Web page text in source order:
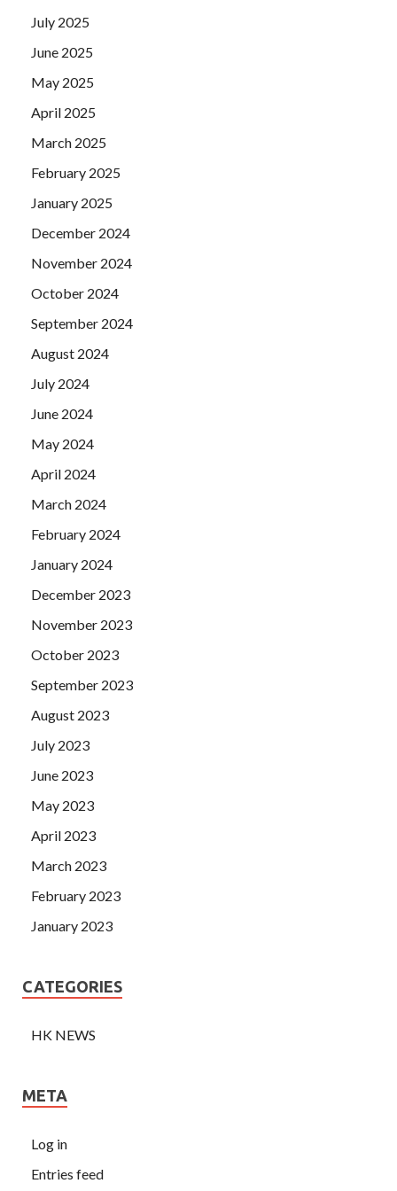
July 2025
June 2025
May 2025
April 2025
March 2025
February 2025
January 2025
December 2024
November 2024
October 2024
September 2024
August 2024
July 2024
June 2024
May 2024
April 2024
March 2024
February 2024
January 2024
December 2023
November 2023
October 2023
September 2023
August 2023
July 2023
June 2023
May 2023
April 2023
March 2023
February 2023
January 2023
CATEGORIES
HK NEWS
META
Log in
Entries feed